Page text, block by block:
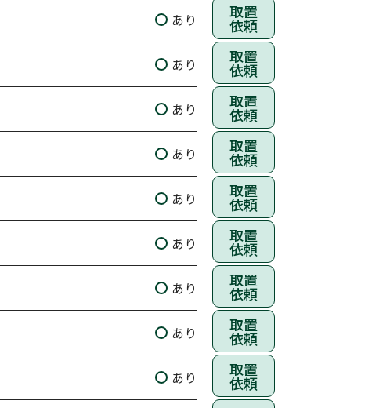
あり 取置
依頼
あり 取置
依頼
あり 取置
依頼
あり 取置
依頼
あり 取置
依頼
あり 取置
依頼
あり 取置
依頼
あり 取置
依頼
あり 取置
依頼